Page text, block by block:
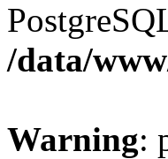
/data/
Warning: